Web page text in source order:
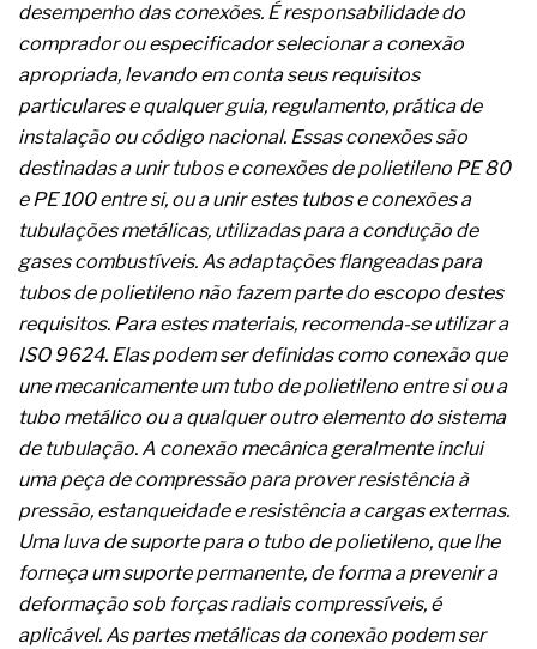
As causas médicas da queda dos cabelos ou
calvície
Quando a gestão é o obstáculo para o resultado
positivo
Os procedimentos para a inspeção em estruturas
hidráulicas de concreto de obras
O movimento regular reduz em 19% o risco de
morte precoce e melhora o metabolismo
O desenvolvimento de indicadores nas atividades
de governança das organizações
O desenho industrial ganha espaço como
estratégia competitiva nas empresas
As variações dimensionais dos produtos de
materiais cimentícios com fibra de vidro
A próxima vantagem competitiva não está no
A IA elevou a régua do comprador B2B e a venda
complexa ficou ainda mais humana
desempenho das conexões. É responsabilidade do
comprador ou especificador selecionar a conexão
apropriada, levando em conta seus requisitos
particulares e qualquer guia, regulamento, prática de
instalação ou código nacional. Essas conexões são
destinadas a unir tubos e conexões de polietileno PE 80
e PE 100 entre si, ou a unir estes tubos e conexões a
tubulações metálicas, utilizadas para a condução de
gases combustíveis. As adaptações flangeadas para
tubos de polietileno não fazem parte do escopo destes
requisitos. Para estes materiais, recomenda-se utilizar a
ISO 9624. Elas podem ser definidas como conexão que
une mecanicamente um tubo de polietileno entre si ou a
tubo metálico ou a qualquer outro elemento do sistema
de tubulação. A conexão mecânica geralmente inclui
uma peça de compressão para prover resistência à
pressão, estanqueidade e resistência a cargas externas.
Uma luva de suporte para o tubo de polietileno, que lhe
forneça um suporte permanente, de forma a prevenir a
deformação sob forças radiais compressíveis, é
aplicável. As partes metálicas da conexão podem ser